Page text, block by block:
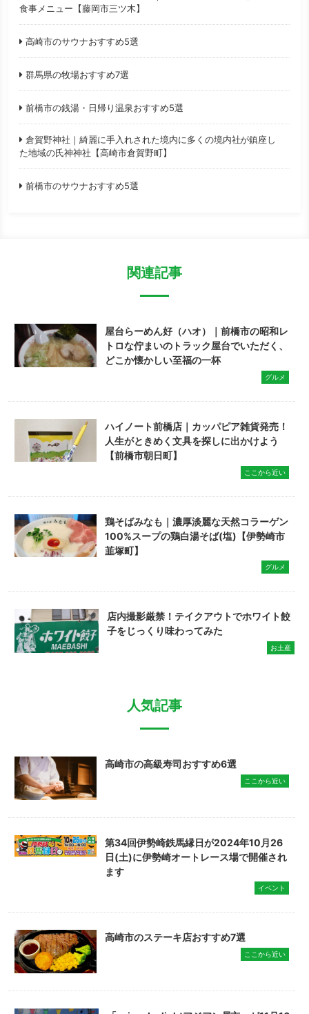
食事メニュー【藤岡市三ツ木】
高崎市のサウナおすすめ5選
群馬県の牧場おすすめ7選
前橋市の銭湯・日帰り温泉おすすめ5選
倉賀野神社｜綺麗に手入れされた境内に多くの境内社が鎮座し
た地域の氏神神社【高崎市倉賀野町】
前橋市のサウナおすすめ5選
関連記事
屋台らーめん好（ハオ）｜前橋市の昭和レ
トロな佇まいのトラック屋台でいただく、
どこか懐かしい至福の一杯
グルメ
ハイノート前橋店｜カッパピア雑貨発売！
人生がときめく文具を探しに出かけよう
【前橋市朝日町】
ここから近い
鶏そばみなも｜濃厚淡麗な天然コラーゲン
100%スープの鶏白湯そば(塩)【伊勢崎市
韮塚町】
グルメ
店内撮影厳禁！テイクアウトでホワイト餃
子をじっくり味わってみた
お土産
人気記事
高崎市の高級寿司おすすめ6選
ここから近い
第34回伊勢崎鉄馬縁日が2024年10月26
日(土)に伊勢崎オートレース場で開催され
ます
イベント
高崎市のステーキ店おすすめ7選
ここから近い